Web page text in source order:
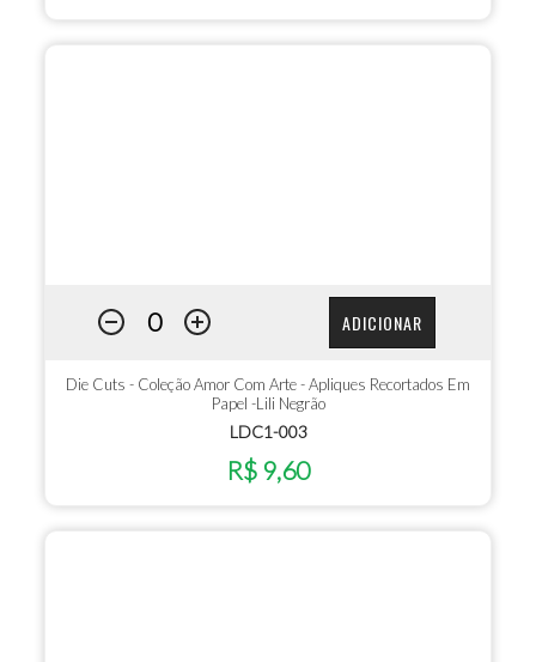
ADICIONAR
Die Cuts - Coleção Amor Com Arte - Apliques Recortados Em
Papel -Lili Negrão
LDC1-003
R$ 9,60